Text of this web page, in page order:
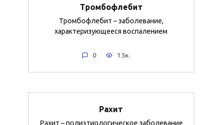
Тромбофлебит
Тромбофлебит – заболевание,
характеризующееся воспалением
0 1.5к.
Рахит
Рахит – полиэтиологическое заболевание